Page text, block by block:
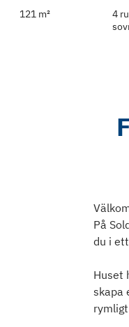
121 m²
4
På
du i
Huset
skapa